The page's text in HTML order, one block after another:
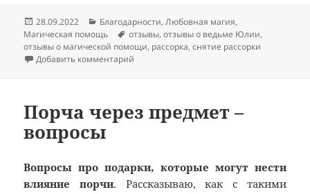
Опубликовано
28.09.2022 Рубрики
Благодарности,Любовная магия,
Магическая помощь
Метки
отзывы,отзывы о ведьме Юлии,
отзывы о магической помощи, рассорка,снятие рассорки
Добавить комментарий
Порча через предмет –
вопросы
Вопросы про подарки, которые могут нести
влияние порчи. Рассказываю, как с такими